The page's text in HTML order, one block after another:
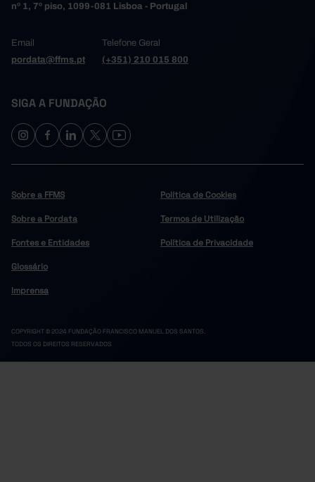
nº 1, 7º piso, 1099-081 Lisboa - Portugal
Email
pordata@ffms.pt
Telefone Geral
(+351) 210 015 800
SIGA A FUNDAÇÃO
Sobre a FFMS
Sobre a Pordata
Fontes e Entidades
Glossário
Imprensa
Política de Cookies
Termos de Utilização
Política de Privacidade
COPYRIGHT © 2024 FUNDAÇÃO FRANCISCO MANUEL DOS SANTOS.
TODOS OS DIREITOS RESERVADOS